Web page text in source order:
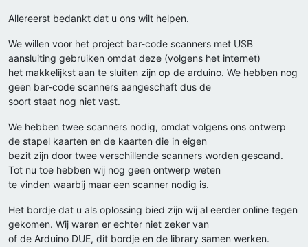
Allereerst bedankt dat u ons wilt helpen.
We willen voor het project bar-code scanners met USB
aansluiting gebruiken omdat deze (volgens het internet)
het makkelijkst aan te sluiten zijn op de arduino. We hebben nog
geen bar-code scanners aangeschaft dus de
soort staat nog niet vast.
We hebben twee scanners nodig, omdat volgens ons ontwerp
de stapel kaarten en de kaarten die in eigen
bezit zijn door twee verschillende scanners worden gescand.
Tot nu toe hebben wij nog geen ontwerp weten
te vinden waarbij maar een scanner nodig is.
Het bordje dat u als oplossing bied zijn wij al eerder online tegen
gekomen. Wij waren er echter niet zeker van
of de Arduino DUE, dit bordje en de library samen werken.